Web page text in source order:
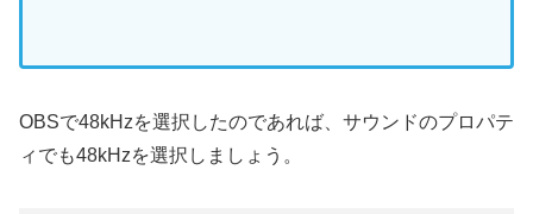
OBSで48kHzを選択したのであれば、サウンドのプロパテ
ィでも48kHzを選択しましょう。